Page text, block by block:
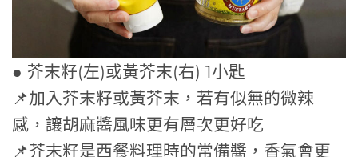
● 芥末籽(左)或黃芥末(右) 1小匙
📌加入芥末籽或黃芥末，若有似無的微辣
感，讓胡麻醬風味更有層次更好吃
📌芥末籽是西餐料理時的常備醬，香氣會更